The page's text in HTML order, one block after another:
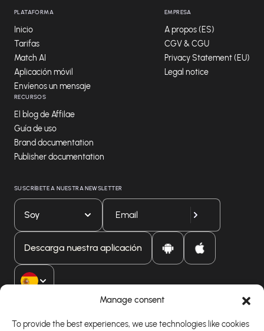
Manage consent
To provide the best experiences, we use technologies like cookies
PLATAFORMA
Inicio
Tarifas
Match AI
Aplicación móvil
Envíenos un mensaje
EMPRESA
A propos (ES)
CGV & CGU
Privacy Statement (EU)
Legal notice
RECURSOS
El blog de Affilae
Guía de uso
Brand documentation
Publisher documentation
SUSCRÍBETE A NUESTRA NEWSLETTER
Soy
Descarga nuestra aplicación